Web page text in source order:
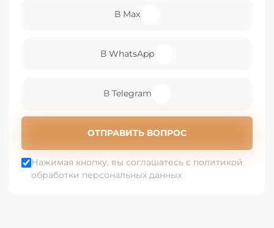
В Max
В WhatsApp
В Telegram
ОТПРАВИТЬ ВОПРОС
Нажимая кнопку, вы соглашатесь с политикой
обработки персональных данных